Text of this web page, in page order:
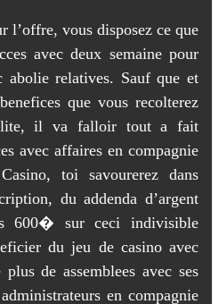
l’offre, vous disposez ce que
avec deux semaine pour
abolie relatives. Sauf que et
que vous recolterez
il va falloir tout a fait
avec affaires en compagnie
toi savourerez dans
du addenda d’argent
600� sur ceci indivisible
du jeu de casino avec
de assemblees avec ses
en compagnie